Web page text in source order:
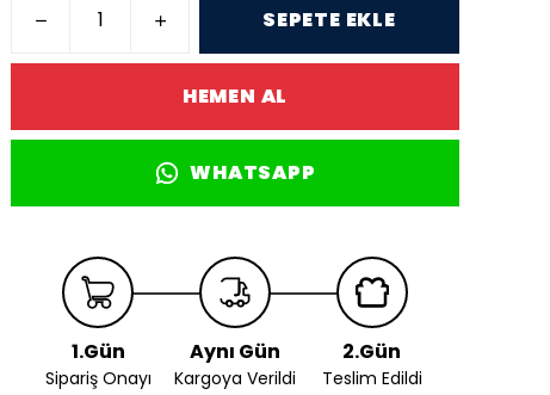
SEPETE EKLE
HEMEN AL
WHATSAPP
1.Gün
Sipariş Onayı
Aynı Gün
Kargoya Verildi
2.Gün
Teslim Edildi